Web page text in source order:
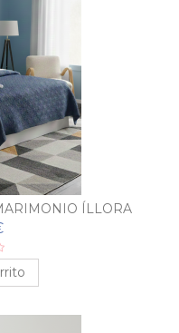
ÍLLORA